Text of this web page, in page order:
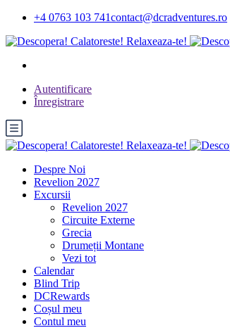
+4 0763 103 741contact@dcradventures.ro
Autentificare
Înregistrare
Despre Noi
Revelion 2027
Excursii
Revelion 2027
Circuite Externe
Grecia
Drumeții Montane
Vezi tot
Calendar
Blind Trip
DCRewards
Coșul meu
Contul meu